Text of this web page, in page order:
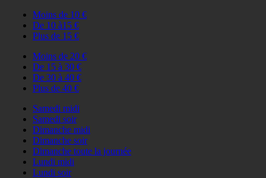
Moins de 10 €
De 10 à15 €
Plus de 15 €
Moins de 20 €
De 15 à 30 €
De 30 à 40 €
Plus de 40 €
Samedi midi
Samedi soir
Dimanche midi
Dimanche soir
Dimanche toute la journée
Lundi midi
Lundi soir